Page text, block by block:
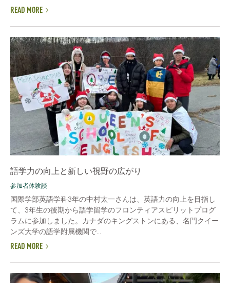
READ MORE
語学力の向上と新しい視野の広がり
参加者体験談
国際学部英語学科3年の中村太一さんは、英語力の向上を目指し
て、3年生の後期から語学留学のフロンティアスピリットプログ
ラムに参加しました。カナダのキングストンにある、名門クイー
ンズ大学の語学附属機関で...
READ MORE